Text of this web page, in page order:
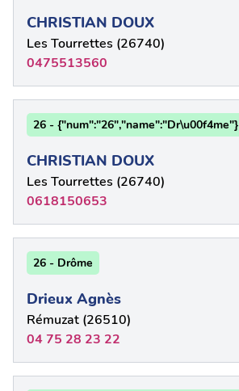
CHRISTIAN DOUX
Les Tourrettes (26740)
0475513560
26 - {"num":"26","name":"Dr\u00f4me"}
CHRISTIAN DOUX
Les Tourrettes (26740)
0618150653
26 - Drôme
Drieux Agnès
Rémuzat (26510)
04 75 28 23 22